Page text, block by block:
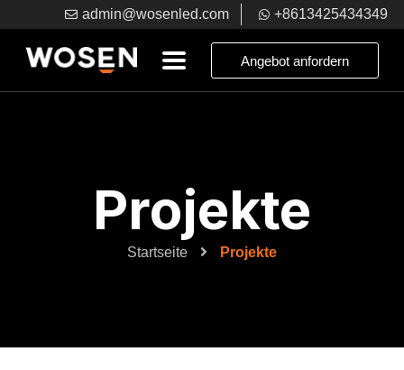
admin@wosenled.com +8613425434349
Angebot anfordern
Projekte
Startseite Projekte